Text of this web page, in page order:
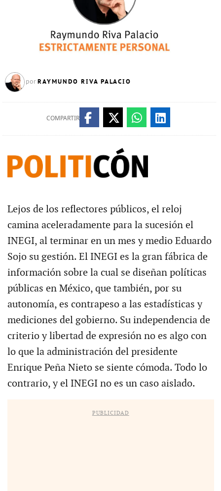
por RAYMUNDO RIVA PALACIO
COMPARTIR
Lejos de los reflectores públicos, el reloj
camina aceleradamente para la sucesión el
INEGI, al terminar en un mes y medio Eduardo
Sojo su gestión. El INEGI es la gran fábrica de
información sobre la cual se diseñan políticas
públicas en México, que también, por su
autonomía, es contrapeso a las estadísticas y
mediciones del gobierno. Su independencia de
criterio y libertad de expresión no es algo con
lo que la administración del presidente
Enrique Peña Nieto se siente cómoda. Todo lo
contrario, y el INEGI no es un caso aislado.
PUBLICIDAD